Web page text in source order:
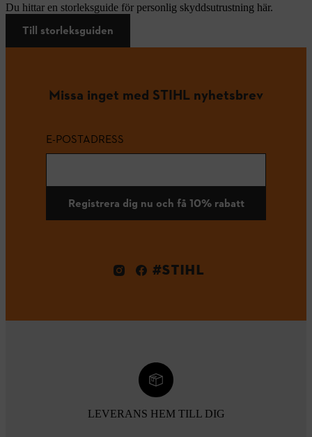
Du hittar en storleksguide för personlig skyddsutrustning här.
Till storleksguiden
Missa inget med STIHL nyhetsbrev
E-POSTADRESS
Registrera dig nu och få 10% rabatt
#STIHL
LEVERANS HEM TILL DIG